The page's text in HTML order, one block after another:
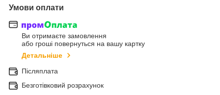
Умови оплати
Ви отримаєте замовлення
або гроші повернуться на вашу картку
Детальніше
Післяплата
Безготівковий розрахунок